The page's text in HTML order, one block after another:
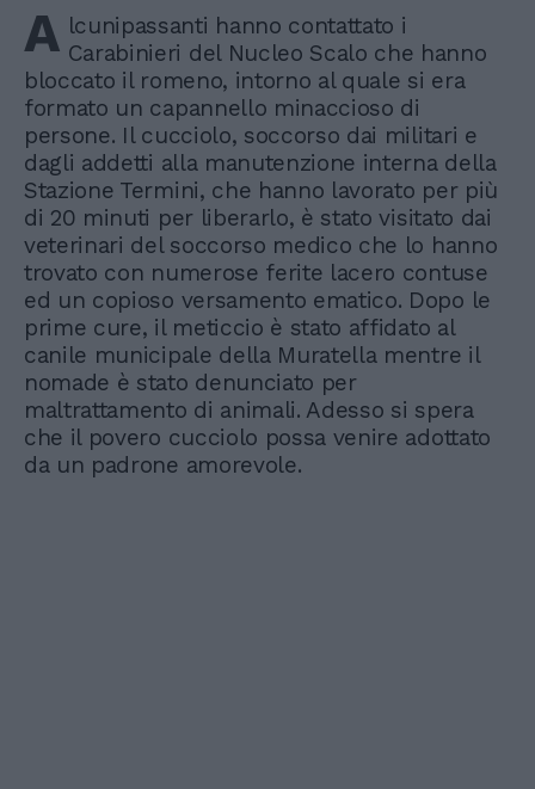
A lcunipassanti hanno contattato i
Carabinieri del Nucleo Scalo che hanno
bloccato il romeno, intorno al quale si era
formato un capannello minaccioso di
persone. Il cucciolo, soccorso dai militari e
dagli addetti alla manutenzione interna della
Stazione Termini, che hanno lavorato per più
di 20 minuti per liberarlo, è stato visitato dai
veterinari del soccorso medico che lo hanno
trovato con numerose ferite lacero contuse
ed un copioso versamento ematico. Dopo le
prime cure, il meticcio è stato affidato al
canile municipale della Muratella mentre il
nomade è stato denunciato per
maltrattamento di animali. Adesso si spera
che il povero cucciolo possa venire adottato
da un padrone amorevole.